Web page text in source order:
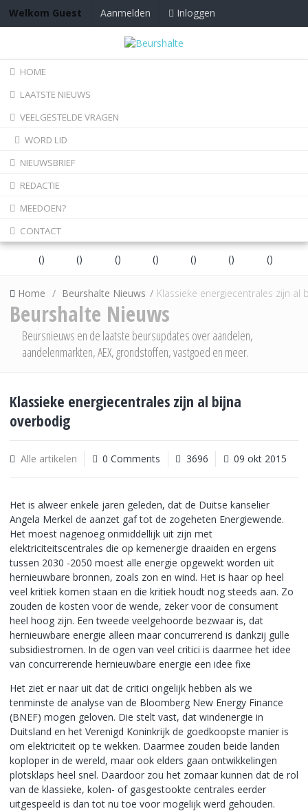
Welkom Guest Aanmelden Inloggen
HOME
LAATSTE NIEUWS
VEELGESTELDE VRAGEN
WORD LID
NIEUWSBRIEF
REDACTIE
MEEDOEN?
CONTACT
() () () () () () ()
Home Beurshalte Nieuws Klassieke energiecentrales zijn al
Beurshalte Nieuws
Beursnieuws en de laatste beursupdates over aandelen,
aandelenmarkten, AEX, grondstoffen, vastgoed en meer.
Klassieke energiecentrales zijn al bijna
overbodig
Alle artikelen 0 Comments 3696 09 okt 2015
Het is alweer enkele jaren geleden, dat de Duitse kanselier
Angela Merkel de aanzet gaf tot de zogeheten Energiewende.
Het moest nagenoeg onmiddellijk uit zijn met
elektriciteitscentrales die op kernenergie draaiden en ergens
tussen 2030 -2050 moest alle energie opgewekt worden uit
hernieuwbare bronnen, zoals zon en wind. Het is haar op heel
veel kritiek komen staan en die kritiek houdt nog steeds aan. Zo
zouden de kosten voor de wende, zeker voor de consument
heel hoog zijn. Een tweede veelgehoorde bezwaar is, dat
hernieuwbare energie alleen maar concurrerend is dankzij gulle
subsidiestromen. In de ogen van veel critici is daarmee het idee
van concurrerende hernieuwbare energie een idee fixe
Het ziet er naar uit dat de critici ongelijk hebben als we
tenminste de analyse van de Bloomberg New Energy Finance
(BNEF) mogen geloven. Die stelt vast, dat windenergie in
Duitsland en het Verenigd Koninkrijk de goedkoopste manier is
om elektriciteit op te wekken. Daarmee zouden beide landen
koploper in de wereld, maar ook elders gaan ontwikkelingen
plotsklaps heel snel. Daardoor zou het zomaar kunnen dat de rol
van de klassieke, kolen- of gasgestookte centrales eerder
uitgespeeld is dan tot nu toe voor mogelijk werd gehouden.